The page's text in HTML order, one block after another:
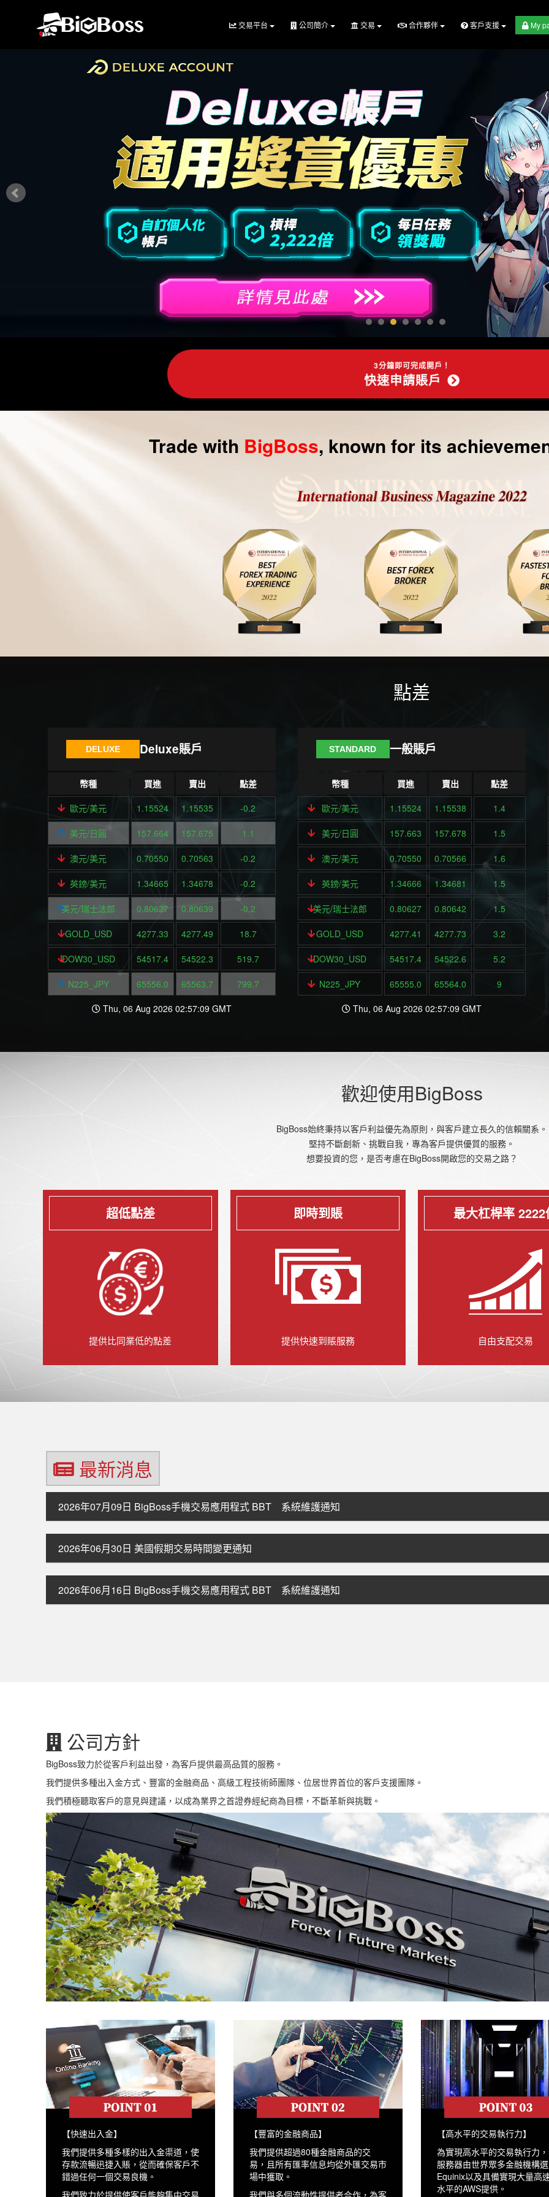
交易平台 公司簡介 交易 合作夥伴 客戶支援 My
BigBoss(幣
文
官
易
3分鐘即可完成開戶！
快速申請賬戶
Trade with BigBoss, known for its
點差
DELUXE Deluxe賬戶
幣種 買進 賣出
點差
歐元/美元
1.15524 1.15535 -0.2
美元/日圓 157.664 157.675 1.1
澳元/美元 0.70550 0.70563 -0.2
英鎊/美元 1.34665 1.34678 -0.2
美元/瑞士法郎 0.80627 0.80639 -0.2
GOLD_USD 4277.33 4277.49 18.7
DOW30_USD 54517.4 54522.3 519.7
N225_JPY 65556.0 65563.7
799.7
Thu, 06 Aug 2026 02:57:09 GMT
STANDARD 一般賬戶
幣種 買進 賣出
點差
歐元/美元
1.15524 1.15538 1.4
美元/日圓 157.663 157.678 1.5
澳元/美元 0.70550 0.70566 1.6
英鎊/美元 1.34666 1.34681 1.5
美元/瑞士法郎 0.80627 0.80642 1.5
GOLD_USD 4277.41 4277.73 3.2
DOW30_USD 54517.4 54522.6 5.2
N225_JPY 65555.0 65564.0
9
Thu, 06 Aug 2026 02:57:09 GMT
歡迎使用BigBoss
BigBoss始終秉持以客戶利益優先為原則，與客戶建立長久的信賴關系。
堅持不斷創新、挑戰自我，專為客戶提供優質的服務。
想要投資的您，是否考慮在BigBoss開啟您的交易之路？
超低點差
提供比同業低的點差
即時到賬
提供快速到賬服務
最大杠桿率 2222
自由支配交易
最新消息
2026年07月09日 BigBoss手機交易應用程式 BBT 系統維護通知
2026年06月30日 美國假期交易時間變更通知
2026年06月16日 BigBoss手機交易應用程式 BBT 系統維護通知
公司方針
BigBoss致力於從客戶利益出發，為客戶提供最高品質的服務。
我們提供多種出入金方式、豐富的金融商品、高級工程技術師團隊、位居世界首位的客戶支援團隊。
我們積極聽取客戶的意見與建議，以成為業界之首證券經紀商為目標，不斷革新與挑戰。
【快速出入金】
我們提供多種多樣的出入金渠道，使
存款流暢迅捷入賬，從而確保客戶不
錯過任何一個交易良機。
【豐富的金融商品】
我們提供超過80種金融商品的交
易，且所有匯率信息均從外匯交易市
場中獲取。
【高水平的交易執行力】
為實現高水平的交易執行力
服務器由世界眾多金融機構
Equinix以及具備實現大量高
水平的AWS提供。